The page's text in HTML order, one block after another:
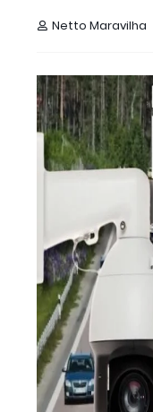
Netto Maravilha